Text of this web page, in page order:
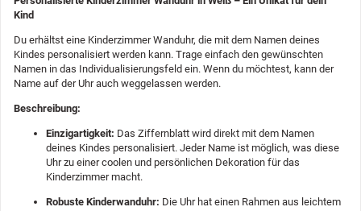
Kind
Du erhältst eine Kinderzimmer Wanduhr, die mit dem Namen deines
Kindes personalisiert werden kann. Trage einfach den gewünschten
Namen in das Individualisierungsfeld ein. Wenn du möchtest, kann der
Name auf der Uhr auch weggelassen werden.
Beschreibung:
Einzigartigkeit: Das Ziffernblatt wird direkt mit dem Namen
deines Kindes personalisiert. Jeder Name ist möglich, was diese
Uhr zu einer coolen und persönlichen Dekoration für das
Kinderzimmer macht.
Robuste Kinderwanduhr: Die Uhr hat einen Rahmen aus leichtem